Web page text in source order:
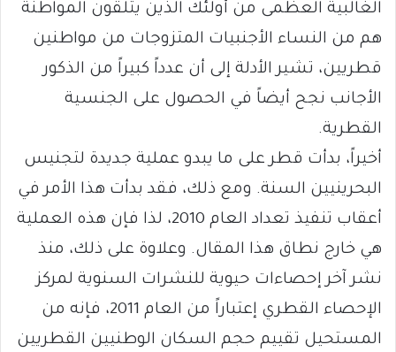
الغالبية العظمى من أولئك الذين يتلقون المواطنة
هم من النساء الأجنبيات المتزوجات من مواطنين
قطريين، تشير الأدلة إلى أن عدداً كبيراً من الذكور
الأجانب نجح أيضاً في الحصول على الجنسية
القطرية.
أخيراً، بدأت قطر على ما يبدو عملية جديدة لتجنيس
البحرينيين السنة. ومع ذلك، فقد بدأت هذا الأمر في
أعقاب تنفيذ تعداد العام 2010، لذا فإن هذه العملية
هي خارج نطاق هذا المقال. وعلاوة على ذلك، منذ
نشر آخر إحصاءات حيوية للنشرات السنوية لمركز
الإحصاء القطري إعتباراً من العام 2011، فإنه من
المستحيل تقييم حجم السكان الوطنيين القطريين